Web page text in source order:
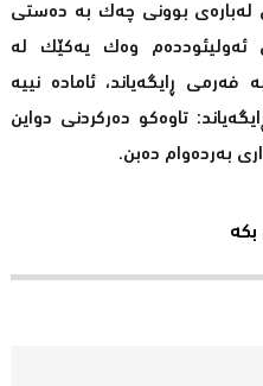
لەبارەی بوونی چەك بە دەستی
ئەولیئوددەم وەك یەكێك لە
ڕایگەیاند، ئامادە نییە
تاوەكو دەركردنی دواین
بەردەوام دەبن.